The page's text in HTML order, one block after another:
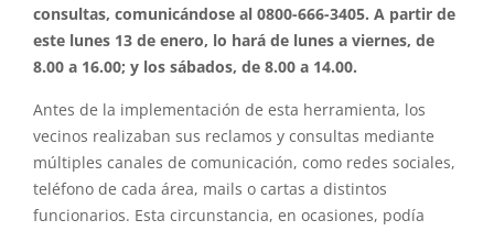
consultas, comunicándose al 0800-666-3405. A partir de
este lunes 13 de enero, lo hará de lunes a viernes, de
8.00 a 16.00; y los sábados, de 8.00 a 14.00.
Antes de la implementación de esta herramienta, los
vecinos realizaban sus reclamos y consultas mediante
múltiples canales de comunicación, como redes sociales,
teléfono de cada área, mails o cartas a distintos
funcionarios. Esta circunstancia, en ocasiones, podía